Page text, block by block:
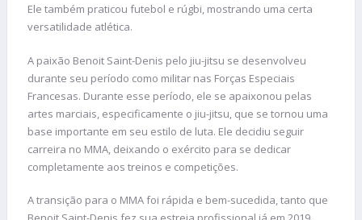
Ele também praticou futebol e rúgbi, mostrando uma certa
versatilidade atlética.
A paixão Benoit Saint-Denis pelo jiu-jitsu se desenvolveu
durante seu período como militar nas Forças Especiais
Francesas. Durante esse período, ele se apaixonou pelas
artes marciais, especificamente o jiu-jitsu, que se tornou uma
base importante em seu estilo de luta. Ele decidiu seguir
carreira no MMA, deixando o exército para se dedicar
completamente aos treinos e competições.
A transição para o MMA foi rápida e bem-sucedida, tanto que